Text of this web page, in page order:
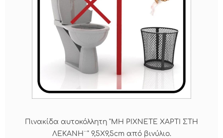
Πινακίδα αυτοκόλλητη "ΜΗ ΡΙΧΝΕΤΕ ΧΑΡΤΙ ΣΤΗ
ΛΕΚΑΝΗ¨" 9,5Χ9,5cm από βινύλιο.